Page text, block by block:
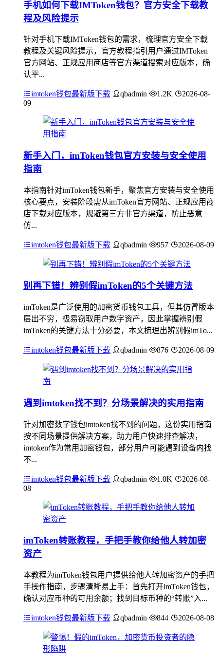
手机如何下载IMToken钱包？官方安全下载教
程及风险提示
针对手机下载IMToken钱包的需求，梳理官方安全下载
教程及关键风险提示，官方教程指引用户通过IMToken
官方网站、正规应用商店等官方渠道搜索对应版本，确
认平...
imtoken钱包最新版下载 qbadmin 1.2K
2026-08-
09
新手入门，imToken钱包官方安装与安全使用
指南
本指南针对imToken钱包新手，聚焦官方安装与安全使用
核心要点，安装阶段需从imToken官方网站、正规应用商
店下载对应版本，规避第三方非官方渠道，防止恶意
仿...
imtoken钱包最新版下载 qbadmin 957 2026-08-09
别再下错！辨别假imToken的5个关键方法
imToken是广泛使用的加密货币钱包工具，但其仿冒版本
层出不穷，极易窃取用户数字资产，因此掌握辨别假
imToken的关键方法十分必要，本文梳理出辨别假imTo...
imtoken钱包最新版下载 qbadmin 876 2026-08-09
遇到imtoken找不到？分场景解决的实用指南
针对加密数字钱包imtoken找不到的问题，这份实用指南
按不同场景提供解决方案，助力用户快速排查解决，
imtoken作为常用加密钱包，部分用户可能遇到设备内找
不...
imtoken钱包最新版下载 qbadmin 1.0K
2026-08-
08
imToken转账教程，手把手教你给他人转加密
资产
本教程为imToken钱包用户提供给他人转加密资产的手把
手操作指南，步骤清晰易上手：首先打开imToken钱包，
确认对应币种的可用余额；找到目标币种的“转账”入...
imtoken钱包最新版下载 qbadmin 844 2026-08-08